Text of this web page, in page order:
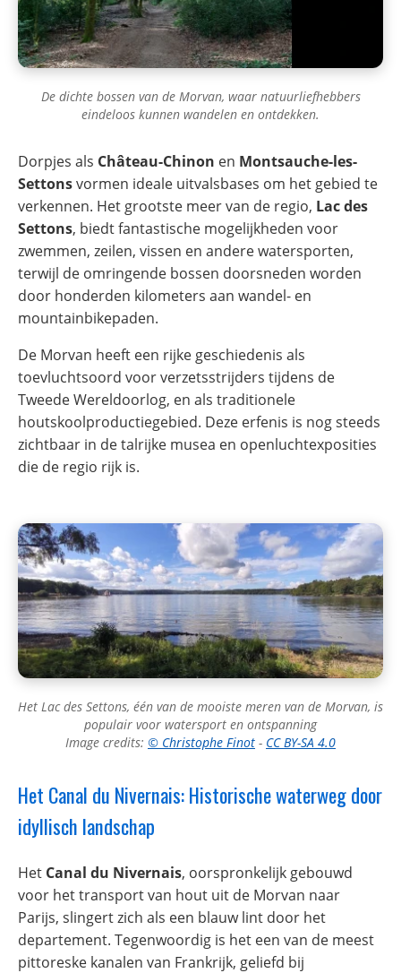
De dichte bossen van de Morvan, waar natuurliefhebbers
eindeloos kunnen wandelen en ontdekken.
Dorpjes als Château-Chinon en Montsauche-les-
Settonsvormen ideale uitvalsbases om het gebied te
verkennen. Het grootste meer van de regio, Lac des
Settons, biedt fantastische mogelijkheden voor
zwemmen, zeilen, vissen en andere watersporten,
terwijl de omringende bossen doorsneden worden
door honderden kilometers aan wandel- en
mountainbikepaden.
De Morvan heeft een rijke geschiedenis als
toevluchtsoord voor verzetsstrijders tijdens de
Tweede Wereldoorlog, en als traditionele
houtskoolproductiegebied. Deze erfenis is nog steeds
zichtbaar in de talrijke musea en openluchtexposities
die de regio rijk is.
Het Lac des Settons, één van de mooiste meren van de Morvan, is
populair voor watersport en ontspanning
Image credits: © Christophe Finot - CC BY-SA 4.0
Het Canal du Nivernais: Historische waterweg door
idyllisch landschap
Het Canal du Nivernais, oorspronkelijk gebouwd
voor het transport van hout uit de Morvan naar
Parijs, slingert zich als een blauw lint door het
departement. Tegenwoordig is het een van de meest
pittoreske kanalen van Frankrijk, geliefd bij